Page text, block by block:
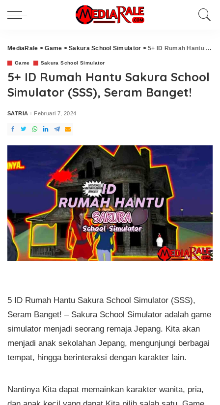
MediaRale >Game >Sakura School Simulator >5+ ID Rumah Hantu Sakura School Simulator (SSS), Seram Banget!
Game Sakura School Simulator
5+ ID Rumah Hantu Sakura School
Simulator (SSS), Seram Banget!
Posted
SATRIA Februari 7, 2024
5 ID Rumah Hantu Sakura School Simulator (SSS),
Seram Banget! – Sakura School Simulator adalah game
simulator menjadi seorang remaja Jepang. Kita akan
menjadi anak sekolahan Jepang, mengunjungi berbagai
tempat, hingga berinteraksi dengan karakter lain.
Nantinya Kita dapat memainkan karakter wanita, pria,